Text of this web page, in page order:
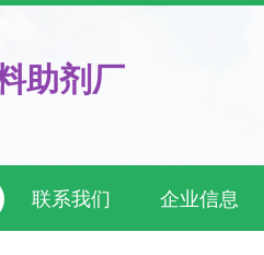
助剂厂
联系我们 企业信息